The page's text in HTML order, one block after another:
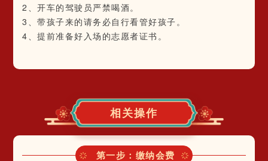
2、开车的驾驶员严禁喝酒。
3、带孩子来的请务必自行看管好孩子。
4、提前准备好入场的志愿者证书。
相关操作
第一步：缴纳会费